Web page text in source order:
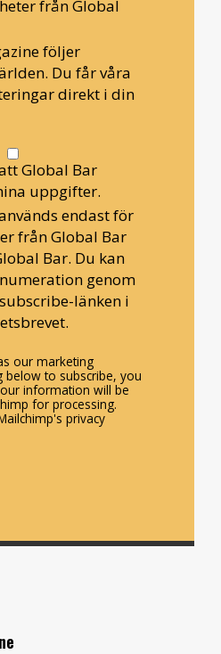
från Global
följer
Du får våra
direkt i din
Global Bar
uppgifter.
endast för
från Global Bar
Bar. Du kan
genom
länken i
our marketing
below to subscribe, you
information will be
for processing.
privacy